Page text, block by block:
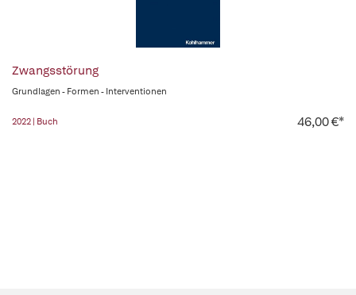
Zwangsstörung
Grundlagen - Formen - Interventionen
2022 | Buch 46,00 €*